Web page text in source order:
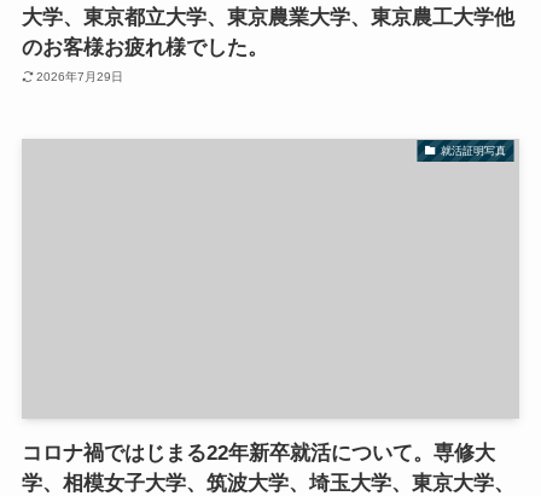
大学、東京都立大学、東京農業大学、東京農工大学他
のお客様お疲れ様でした。
2026年7月29日
就活証明写真
コロナ禍ではじまる22年新卒就活について。専修大
学、相模女子大学、筑波大学、埼玉大学、東京大学、